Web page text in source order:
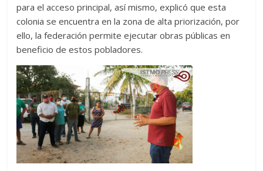
para el acceso principal, así mismo, explicó que esta
colonia se encuentra en la zona de alta priorización, por
ello, la federación permite ejecutar obras públicas en
beneficio de estos pobladores.